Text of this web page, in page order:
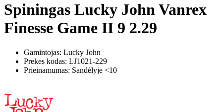
Spiningas Lucky John Vanrex
Finesse Game II 9 2.29
Gamintojas: Lucky John
Prekės kodas: LJ1021-229
Prieinamumas: Sandėlyje <10